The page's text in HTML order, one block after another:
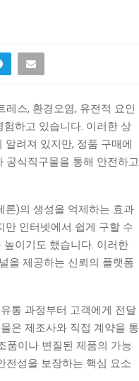
스, 환경오염, 유전적 요인
하고 있습니다. 이러한 상
려져 있지만, 정품 구매에
공식직구몰을 통해 안전하고
론)의 생성을 억제하는 효과
만 인터넷에서 쉽게 구할 수
이기도 했습니다. 이러한
을 제공하는 신뢰의 플랫폼
통 과정부터 고객에게 전달
은 제조사와 직접 계약을 통
품이나 변질된 제품의 가능
전성을 보장하는 핵심 요소